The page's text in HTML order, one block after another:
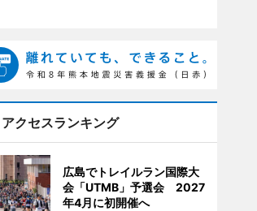
アクセスランキング
広島でトレイルラン国際大
会「UTMB」予選会 2027
年4月に初開催へ